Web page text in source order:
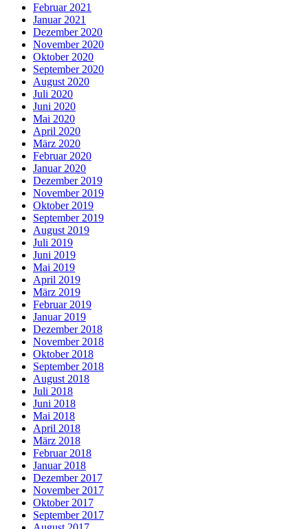
Februar 2021
Januar 2021
Dezember 2020
November 2020
Oktober 2020
September 2020
August 2020
Juli 2020
Juni 2020
Mai 2020
April 2020
März 2020
Februar 2020
Januar 2020
Dezember 2019
November 2019
Oktober 2019
September 2019
August 2019
Juli 2019
Juni 2019
Mai 2019
April 2019
März 2019
Februar 2019
Januar 2019
Dezember 2018
November 2018
Oktober 2018
September 2018
August 2018
Juli 2018
Juni 2018
Mai 2018
April 2018
März 2018
Februar 2018
Januar 2018
Dezember 2017
November 2017
Oktober 2017
September 2017